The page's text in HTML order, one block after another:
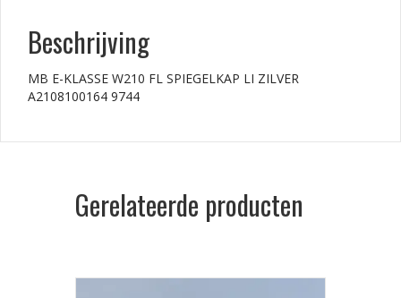
9744
aantal
Beschrijving
MB E-KLASSE W210 FL SPIEGELKAP LI ZILVER
A2108100164 9744
Gerelateerde producten